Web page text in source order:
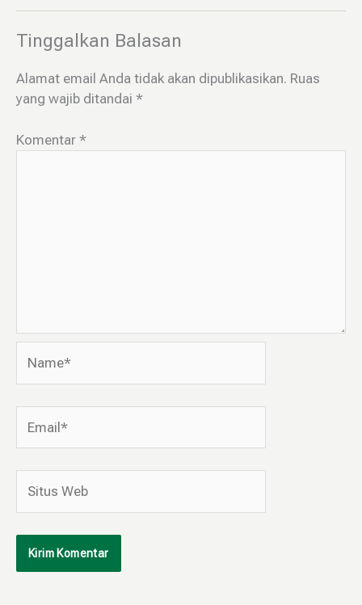
Tinggalkan Balasan
Alamat email Anda tidak akan dipublikasikan. Ruas
yang wajib ditandai *
Komentar *
Web